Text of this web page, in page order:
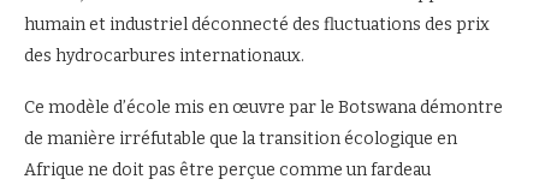
humain et industriel déconnecté des fluctuations des prix
des hydrocarbures internationaux.
Ce modèle d’école mis en œuvre par le Botswana démontre
de manière irréfutable que la transition écologique en
Afrique ne doit pas être perçue comme un fardeau